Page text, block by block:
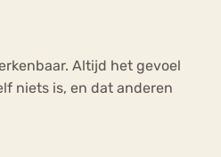
Altijd het gevoel
niets is, en dat anderen